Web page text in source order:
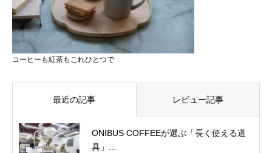
コーヒーも紅茶もこれひとつで
最近の記事 レビュー記事
ONIBUS COFFEEが選ぶ「長く使える道
具」...